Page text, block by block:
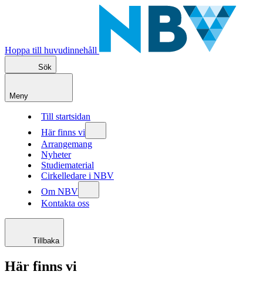
Hoppa till huvudinnehåll
Sök
Meny
Till startsidan
Här finns vi
Arrangemang
Nyheter
Studiematerial
Cirkelledare i NBV
Om NBV
Kontakta oss
Tillbaka
Här finns vi